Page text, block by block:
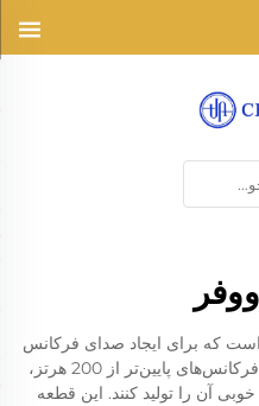
که برای ایجاد صدای فرکانس
پایین طراحی شده است، معمولاً در فرکانس‌های پایین‌تر از 200 هرتز،
آن را تولید کنند. این قطعه